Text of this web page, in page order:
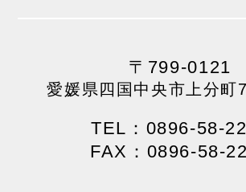
〒799-0121
愛媛県四国中央市上分町
TEL：0896-58-
FAX：0896-58-